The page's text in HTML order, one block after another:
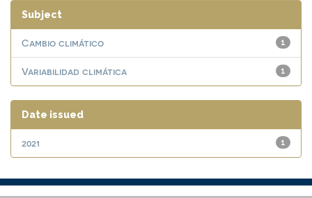
Subject
1
Cambio climático
1
Variabilidad climática
Date issued
1
2021